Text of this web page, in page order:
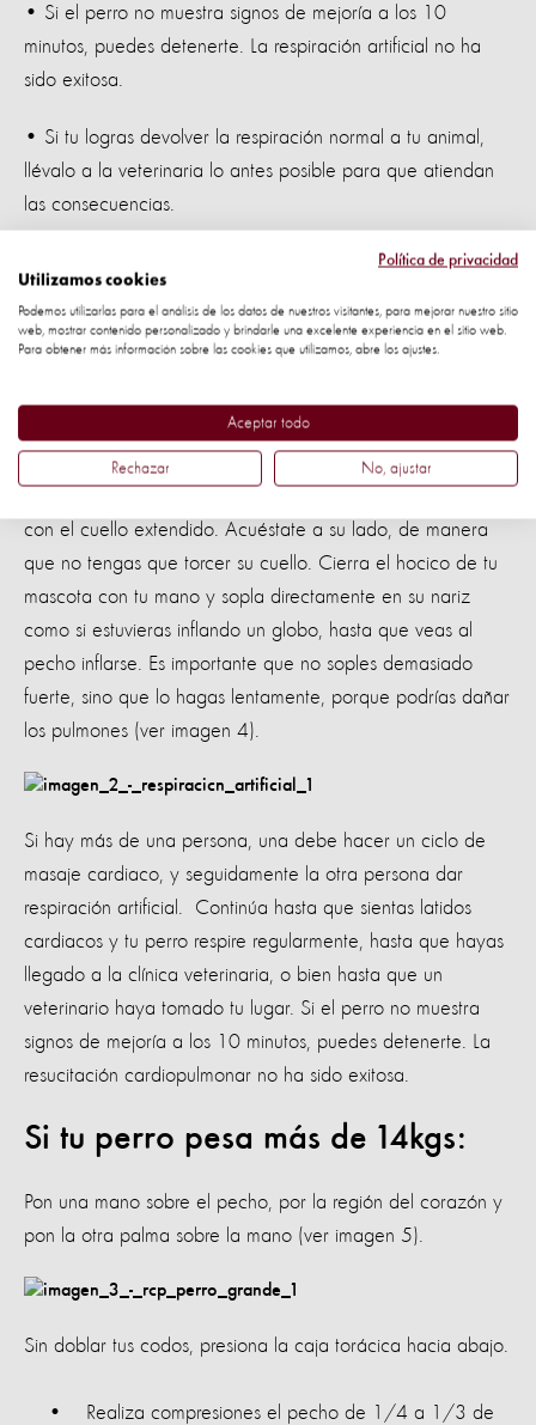
• Si el perro no muestra signos de mejoría a los 10
minutos, puedes detenerte. La respiración artificial no ha
sido exitosa.
• Si tu logras devolver la respiración normal a tu animal,
llévalo a la veterinaria lo antes posible para que atiendan
las consecuencias.
Presiona el pecho de forma firme y rápida para que el
perro. Debes mantener el ritmo de 2 compresiones por
Realiza el masaje cardiaco durante 15 segundos y
seguidamente dale respiración artificial durante 15
con el cuello extendido. Acuéstate a su lado, de manera
que no tengas que torcer su cuello. Cierra el hocico de tu
mascota con tu mano y sopla directamente en su nariz
como si estuvieras inflando un globo, hasta que veas al
pecho inflarse. Es importante que no soples demasiado
fuerte, sino que lo hagas lentamente, porque podrías dañar
los pulmones (ver imagen 4).
Si hay más de una persona, una debe hacer un ciclo de
masaje cardiaco, y seguidamente la otra persona dar
respiración artificial. Continúa hasta que sientas latidos
cardiacos y tu perro respire regularmente, hasta que hayas
llegado a la clínica veterinaria, o bien hasta que un
veterinario haya tomado tu lugar. Si el perro no muestra
signos de mejoría a los 10 minutos, puedes detenerte. La
resucitación cardiopulmonar no ha sido exitosa.
Si tu perro pesa más de 14kgs:
Pon una mano sobre el pecho, por la región del corazón y
pon la otra palma sobre la mano (ver imagen 5).
Sin doblar tus codos, presiona la caja torácica hacia abajo.
• Realiza compresiones el pecho de 1/4 a 1/3 de
Política de privacidad
Utilizamos cookies
Podemos utilizarlas para el análisis de los datos de nuestros visitantes, para mejorar nuestro sitio
web, mostrar contenido personalizado y brindarle una excelente experiencia en el sitio web.
Para obtener más información sobre las cookies que utilizamos, abre los ajustes.
Aceptar todo
Rechazar No, ajustar